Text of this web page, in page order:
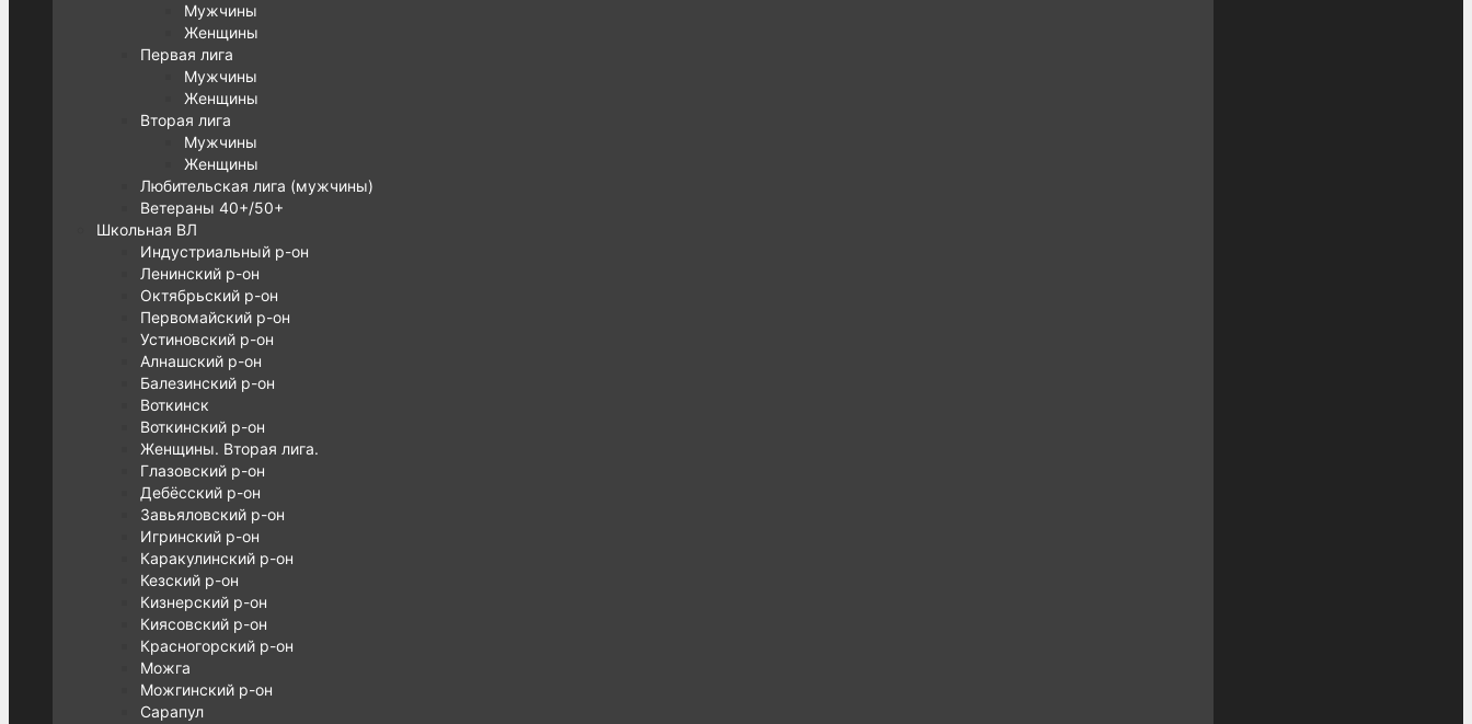
Мужчины
Женщины
Первая лига
Мужчины
Женщины
Вторая лига
Мужчины
Женщины
Любительская лига (мужчины)
Ветераны 40+/50+
Школьная ВЛ
Индустриальный р-он
Ленинский р-он
Октябрьский р-он
Первомайский р-он
Устиновский р-он
Алнашский р-он
Балезинский р-он
Воткинск
Воткинский р-он
Женщины. Вторая лига.
Глазовский р-он
Дебёсский р-он
Завьяловский р-он
Игринский р-он
Каракулинский р-он
Кезский р-он
Кизнерский р-он
Киясовский р-он
Красногорский р-он
Можга
Можгинский р-он
Сарапул